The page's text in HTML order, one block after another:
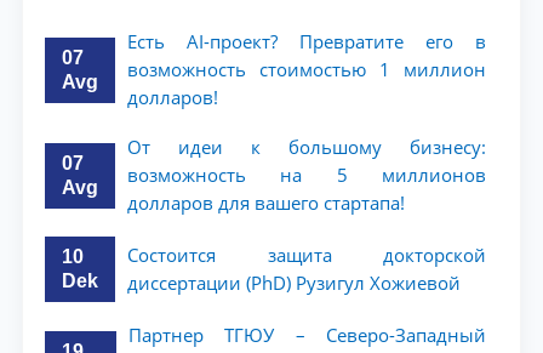
07
Avg
Есть AI-проект? Превратите его в
возможность стоимостью 1 миллион
долларов!
07
Avg
От идеи к большому бизнесу:
возможность на 5 миллионов
долларов для вашего стартапа!
10
Dek
Состоится защита докторской
диссертации (PhD) Рузигул Xoжиевой
Партнер ТГЮУ – Северо-Западный